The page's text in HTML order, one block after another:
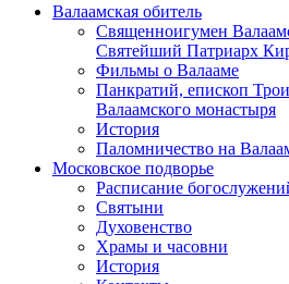
Валаамская обитель
Священноигумен
Святейший Патриарх
Фильмы о Валааме
Панкратий, епископ
Валаамского монастыря
История
Паломничество на
Московское подворье
Расписание
Святыни
Духовенство
Храмы и часовни
История